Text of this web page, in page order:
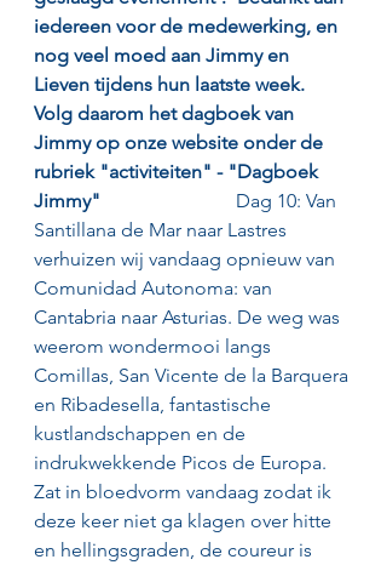
iedereen voor de medewerking, en
nog veel moed aan Jimmy en
Lieven tijdens hun laatste week.
Volg daarom het dagboek van
Jimmy op onze website onder de
rubriek "activiteiten" - "Dagboek
Jimmy" Dag 10: Van
Santillana de Mar naar Lastres
verhuizen wij vandaag opnieuw van
Comunidad Autonoma: van
Cantabria naar Asturias. De weg was
weerom wondermooi langs
Comillas, San Vicente de la Barquera
en Ribadesella, fantastische
kustlandschappen en de
indrukwekkende Picos de Europa.
Zat in bloedvorm vandaag zodat ik
deze keer niet ga klagen over hitte
en hellingsgraden, de coureur is